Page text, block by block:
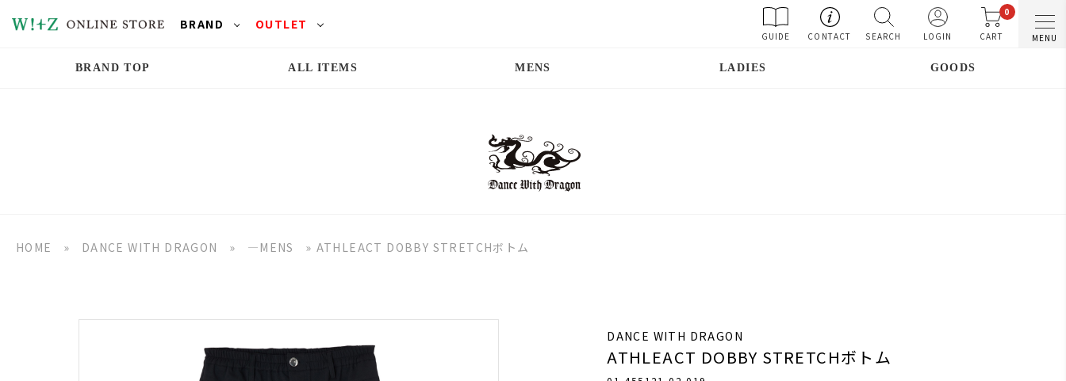
BRAND OUTLET
GUIDE CONTACT SEARCH LOGIN
0
CART MENU
BRAND TOP ALL ITEMS MENS LADIES GOODS
HOME » DANCE WITH DRAGON » ―MENS » ATHLEACT DOBBY STRETCHボトム
DANCE WITH DRAGON
ATHLEACT DOBBY STRETCHボトム